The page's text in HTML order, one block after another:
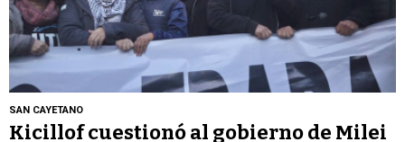
SAN CAYETANO
Kicillof cuestionó al gobierno de Milei